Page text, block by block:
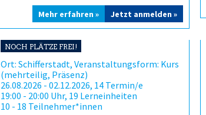
Jetzt anmelden »
Mehr erfahren »
NOCH PLÄTZE FREI!
Ort: Schifferstadt, Veranstaltungsform: Kurs
(mehrteilig, Präsenz)
26.08.2026 - 02.12.2026, 14 Termin/e
19:00 - 20:00 Uhr, 19 Lerneinheiten
10 - 18 Teilnehmer*innen